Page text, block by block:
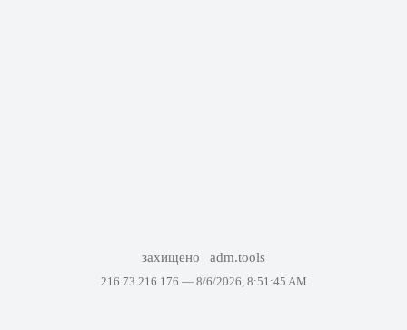
захищено adm.tools
216.73.216.176 — 8/6/2026, 8:51:45 AM